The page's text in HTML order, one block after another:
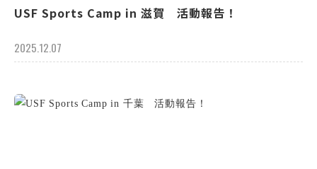
USF Sports Camp in 滋賀 活動報告！
2025.12.07